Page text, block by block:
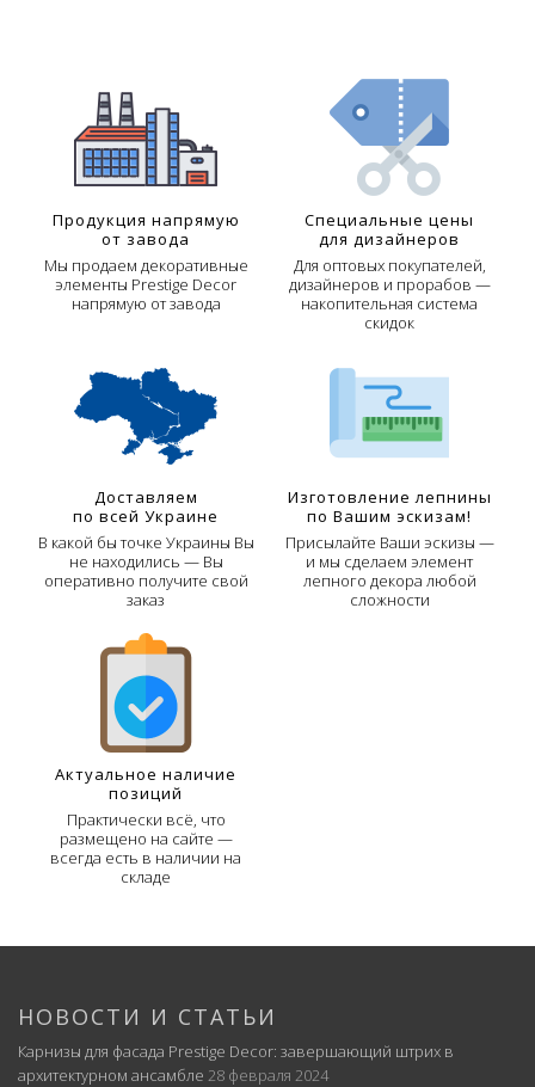
Продукция напрямую
от завода
Мы продаем декоративные
элементы Prestige Decor
напрямую от завода
Специальные цены
для дизайнеров
Для оптовых покупателей,
дизайнеров и прорабов —
накопительная система
скидок
Доставляем
по всей Украине
В какой бы точке Украины Вы
не находились — Вы
оперативно получите свой
заказ
Изготовление лепнины
по Вашим эскизам!
Присылайте Ваши эскизы —
и мы сделаем элемент
лепного декора любой
сложности
Актуальное наличие
позиций
Практически всё, что
размещено на сайте —
всегда есть в наличии на
складе
НОВОСТИ И СТАТЬИ
Карнизы для фасада Prestige Decor: завершающий штрих в
архитектурном ансамбле 28 февраля 2024